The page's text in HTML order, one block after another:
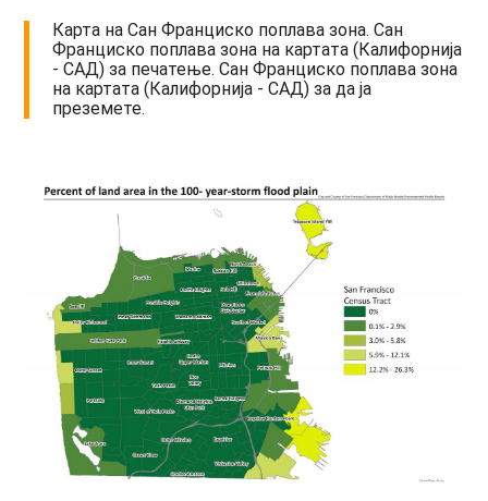
Карта на Сан Франциско поплава зона. Сан
Франциско поплава зона на картата (Калифорнија
- САД) за печатење. Сан Франциско поплава зона
на картата (Калифорнија - САД) за да ја
преземете.